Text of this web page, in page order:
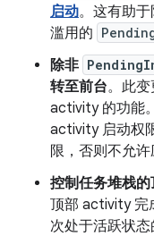
启动。这有助
滥用的
除非
转至前台。此
activity 的功能
activity 启动权
限，否则不允许
控制任务堆栈
顶部 activity 完
次处于活跃状